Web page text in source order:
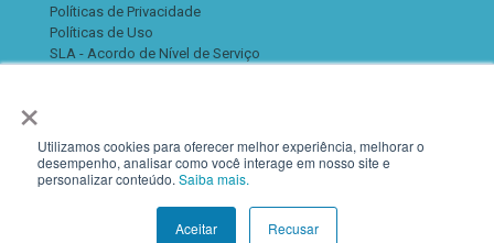
×
Utilizamos cookies para oferecer melhor experiência, melhorar o
desempenho, analisar como você interage em nosso site e
personalizar conteúdo. Saiba mais.
Aceitar Recusar
Políticas de Privacidade
Políticas de Uso
SLA - Acordo de Nível de Serviço